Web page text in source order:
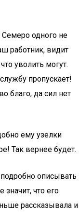
одного не
работник, видит
уволить могут.
пропускает!
благо, да сил нет
ему узелки
Так вернее будет.
описывать
значит, что его
рассказывала и